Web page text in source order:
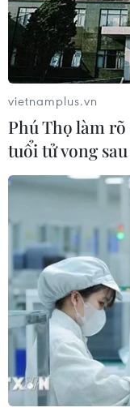
vietnamplus.vn
Phú Thọ làm
tuổi tử vong